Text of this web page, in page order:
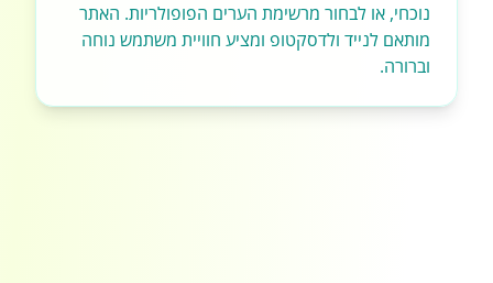
נוכחי, או לבחור מרשימת הערים הפופולריות. האתר
מותאם לנייד ולדסקטופ ומציע חוויית משתמש נוחה
וברורה.